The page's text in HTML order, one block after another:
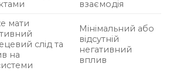
взаємодія
мати
слід та
на
Мінімальний або
відсутній
негативний
вплив